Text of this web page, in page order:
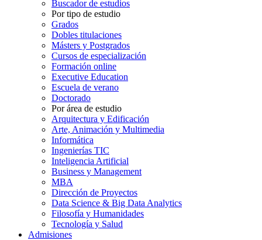
Buscador de estudios
Por tipo de estudio
Grados
Dobles titulaciones
Másters y Postgrados
Cursos de especialización
Formación online
Executive Education
Escuela de verano
Doctorado
Por área de estudio
Arquitectura y Edificación
Arte, Animación y Multimedia
Informática
Ingenierías TIC
Inteligencia Artificial
Business y Management
MBA
Dirección de Proyectos
Data Science & Big Data Analytics
Filosofía y Humanidades
Tecnología y Salud
Admisiones